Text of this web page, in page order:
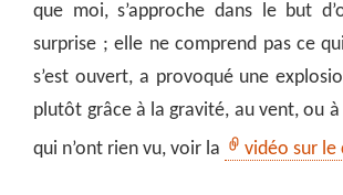
que moi, s’approche dans le but
surprise ; elle ne comprend pas ce
s’est ouvert, a provoqué une
plutôt grâce à la gravité, au vent, ou à
qui n’ont rien vu, voir la
vidéo sur le